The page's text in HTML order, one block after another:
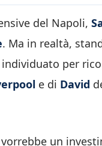
del Napoli,
. Ma in realtà,
per
e di David
un